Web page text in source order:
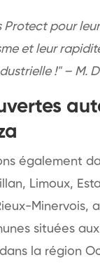
Protect pour leur
et leur
!" – M.
également
Limoux,
Minervois,
situées
la région